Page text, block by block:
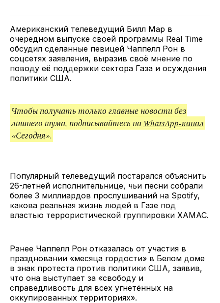
TwitterFacebookTelegramподелитесь
Американский телеведущий Билл Мар в
очередном выпуске своей программы Real Time
обсудил сделанные певицей Чаппелл Рон в
соцсетях заявления, выразив своё мнение по
поводу её поддержки сектора Газа и осуждения
политики США.
Чтобы получать только главные новости без
лишнего шума, подписывайтесь на WhatsApp-канал
«Сегодня».
Популярный телеведущий постарался объяснить
26-летней исполнительнице, чьи песни собрали
более 3 миллиардов прослушиваний на Spotify,
какова реальная жизнь людей в Газе под
властью террористической группировки ХАМАС.
Ранее Чаппелл Рон отказалась от участия в
праздновании «месяца гордости» в Белом доме
в знак протеста против политики США, заявив,
что она выступает за «свободу и
справедливость для всех угнетённых на
оккупированных территориях».